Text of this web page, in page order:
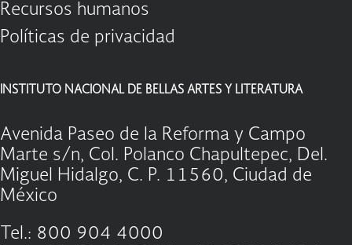
Recursos humanos
Políticas de privacidad
INSTITUTO NACIONAL DE BELLAS ARTES Y LITERATURA
Avenida Paseo de la Reforma y Campo
Marte s/n, Col. Polanco Chapultepec, Del.
Miguel Hidalgo, C. P. 11560, Ciudad de
México
Tel.: 800 904 4000